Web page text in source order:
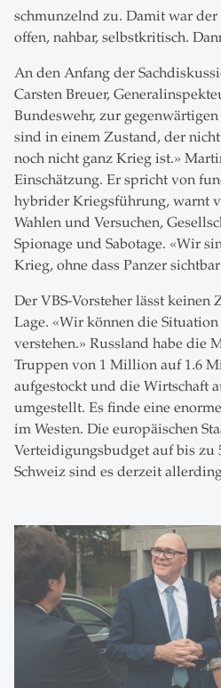
schmunzelnd zu. Damit war der
offen, nahbar, selbstkritisch.
An den Anfang der
Carsten Breuer,
Bundeswehr, zur
sind in einem Zustand, der
noch nicht ganz Krieg ist.»
Einschätzung. Er spricht von
hybrider Kriegsführung, warnt
Wahlen und Versuchen,
Spionage und Sabotage. «Wir
Krieg, ohne dass Panzer
Der VBS-Vorsteher lässt keinen
Lage. «Wir können die
verstehen.» Russland habe die
Truppen von 1 Million auf 1.6
aufgestockt und die Wirtschaft
umgestellt. Es finde eine
im Westen. Die europäischen
Verteidigungsbudget auf bis zu
Schweiz sind es derzeit